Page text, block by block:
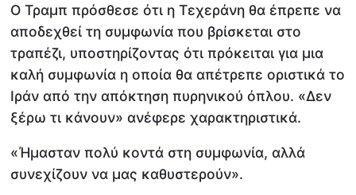
Ο Τραμπ πρόσθεσε ότι η Τεχεράνη θα έπρεπε να
αποδεχθεί τη συμφωνία που βρίσκεται στο
τραπέζι, υποστηρίζοντας ότι πρόκειται για μια
καλή συμφωνία η οποία θα απέτρεπε οριστικά το
Ιράν από την απόκτηση πυρηνικού όπλου. «Δεν
ξέρω τι κάνουν» ανέφερε χαρακτηριστικά.
«Ήμασταν πολύ κοντά στη συμφωνία, αλλά
συνεχίζουν να μας καθυστερούν».